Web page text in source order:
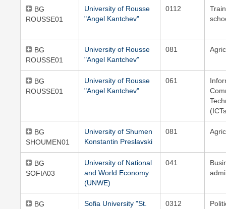
BG
ROUSSE01
University of Rousse
"Angel Kantchev"
0112
BG
ROUSSE01
University of Rousse
"Angel Kantchev"
081
BG
ROUSSE01
University of Rousse
"Angel Kantchev"
061
BG
SHOUMEN01
University of Shumen
Konstantin Preslavski
081
BG
SOFIA03
University of National
and World Economy
(UNWE)
041
BG
Sofia University "St.
0312